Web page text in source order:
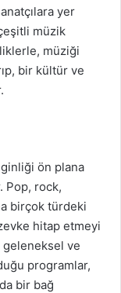
yer
müzik
müziği
bir kültür ve
ön plana
Pop, rock,
birçok türdeki
hitap etmeyi
geleneksel ve
programlar,
bir bağ